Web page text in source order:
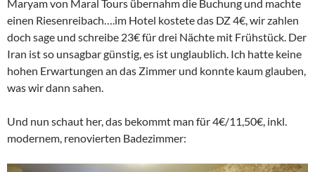
Maryam von Maral Tours übernahm die Buchung und machte
einen Riesenreibach….im Hotel kostete das DZ 4€, wir zahlen
doch sage und schreibe 23€ für drei Nächte mit Frühstück. Der
Iran ist so unsagbar günstig, es ist unglaublich. Ich hatte keine
hohen Erwartungen an das Zimmer und konnte kaum glauben,
was wir dann sahen.
Und nun schaut her, das bekommt man für 4€/11,50€, inkl.
modernem, renovierten Badezimmer: